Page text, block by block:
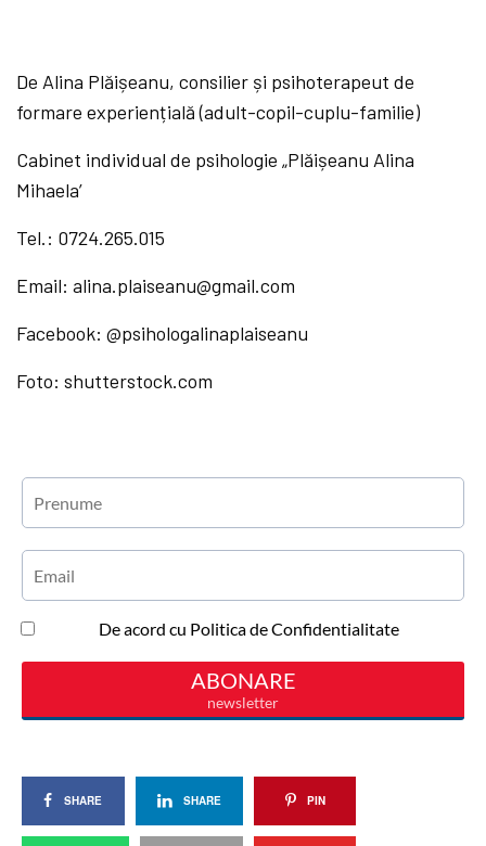
De Alina Plăișeanu, consilier și psihoterapeut de
formare experiențială (adult-copil-cuplu-familie)
Cabinet individual de psihologie „Plăișeanu Alina
Mihaela’
Tel.: 0724.265.015
Email: alina.plaiseanu@gmail.com
Facebook: @psihologalinaplaiseanu
Foto: shutterstock.com
SHARE SHARE PIN